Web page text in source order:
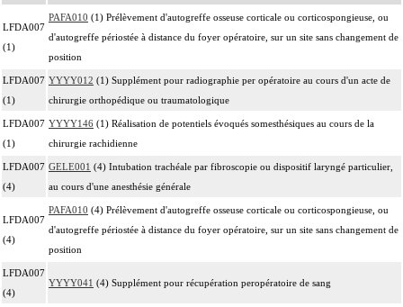
LFDA007
(1)
PAFA010 (1) Prélèvement d'autogreffe osseuse corticale ou corticospongieuse, ou
d'autogreffe périostée à distance du foyer opératoire, sur un site sans changement de
position
LFDA007
(1)
YYYY012 (1) Supplément pour radiographie per opératoire au cours d'un acte de
chirurgie orthopédique ou traumatologique
LFDA007
(1)
YYYY146 (1) Réalisation de potentiels évoqués somesthésiques au cours de la
chirurgie rachidienne
LFDA007
(4)
GELE001 (4) Intubation trachéale par fibroscopie ou dispositif laryngé particulier,
au cours d'une anesthésie générale
LFDA007
(4)
PAFA010 (4) Prélèvement d'autogreffe osseuse corticale ou corticospongieuse, ou
d'autogreffe périostée à distance du foyer opératoire, sur un site sans changement de
position
LFDA007
(4)
YYYY041 (4) Supplément pour récupération peropératoire de sang